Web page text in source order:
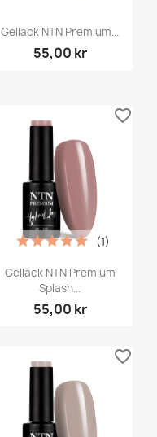
Gellack NTN Premium...
55,00 kr
Gellack NTN Premium
Splash...
55,00 kr
(1)
favorite_border
favorite_border